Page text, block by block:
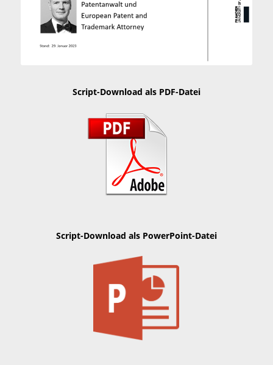
Script-Download als PDF-Datei
Script-Download als PowerPoint-Datei